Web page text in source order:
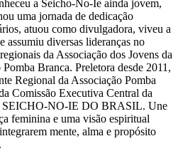
a Seicho-No-Ie ainda jovem,
uma jornada de dedicação
atuou como divulgadora, viveu a
assumiu diversas lideranças no
da Associação dos Jovens da
Branca. Preletora desde 2011,
Regional da Associação Pomba
Comissão Executiva Central da
SEICHO-NO-IE DO BRASIL. Une
feminina e uma visão espiritual
mente, alma e propósito